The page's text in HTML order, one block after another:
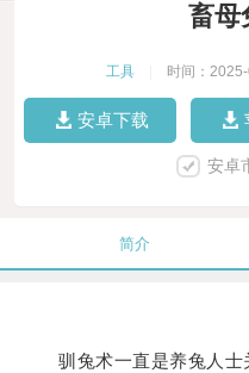
畜母
工具 时间：
安卓下载
安卓
简介
驯兔术一直是养兔人士